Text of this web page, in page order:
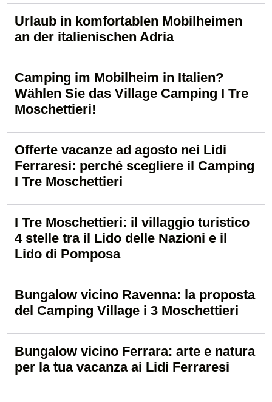
Urlaub in komfortablen Mobilheimen
an der italienischen Adria
Camping im Mobilheim in Italien?
Wählen Sie das Village Camping I Tre
Moschettieri!
Offerte vacanze ad agosto nei Lidi
Ferraresi: perché scegliere il Camping
I Tre Moschettieri
I Tre Moschettieri: il villaggio turistico
4 stelle tra il Lido delle Nazioni e il
Lido di Pomposa
Bungalow vicino Ravenna: la proposta
del Camping Village i 3 Moschettieri
Bungalow vicino Ferrara: arte e natura
per la tua vacanza ai Lidi Ferraresi